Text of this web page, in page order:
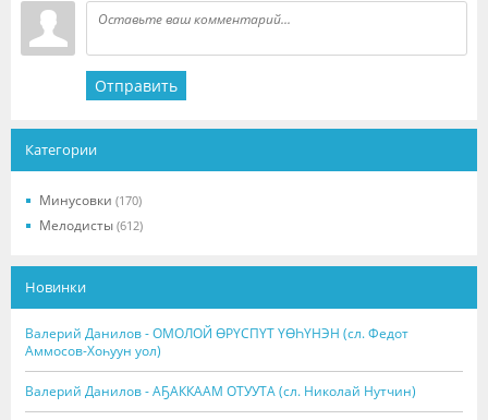
Отправить
Категории
Минусовки (170)
Мелодисты (612)
Новинки
Валерий Данилов - ОМОЛОЙ ӨРҮСПҮТ ҮӨҺҮНЭН (сл. Федот
Аммосов-Хоһуун уол)
Валерий Данилов - АҔАККААМ ОТУУТА (сл. Николай Нутчин)